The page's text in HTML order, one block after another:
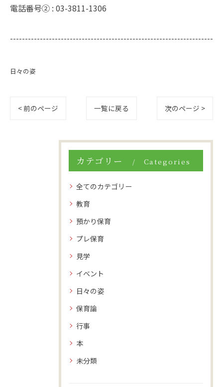
電話番号② : 03-3811-1306
--------------------------------------------------------------------
日々の姿
< 前のページ 一覧に戻る 次のページ >
カテゴリー Categories
全てのカテゴリー
教育
預かり保育
プレ保育
見学
イベント
日々の姿
保育論
行事
本
未分類